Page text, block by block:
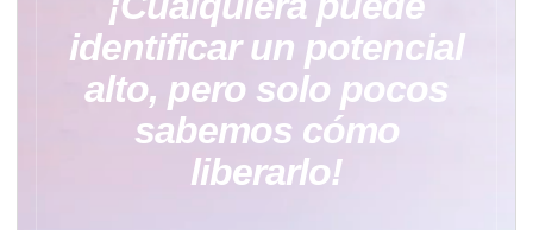
identificar un potencial
alto, pero solo pocos
sabemos cómo
liberarlo!